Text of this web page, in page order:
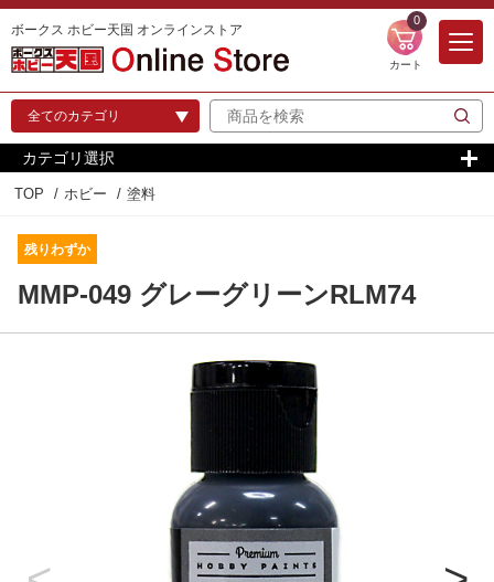
ボークス ホビー天国 オンラインストア
0
カート
カテゴリ選択
TOP ホビー 塗料
残りわずか
MMP-049 グレーグリーンRLM74